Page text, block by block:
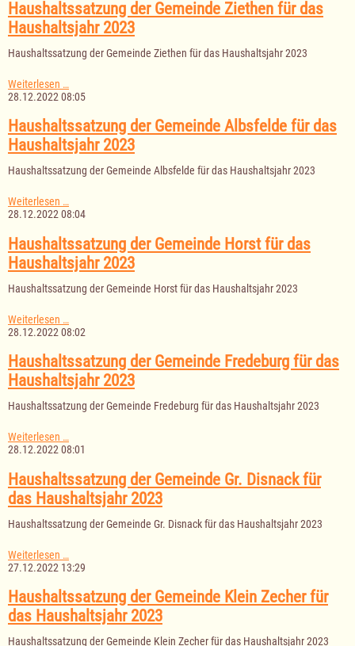
Pogeez
für
das
2023
Haushaltssatzung der Gemeinde Ziethen für das
Haushaltsjahr 2023
Haushaltssatzung der Gemeinde Ziethen für das Haushaltsjahr 2023
Weiterlesen …
der
Ziethen
für
das
2023
28.12.2022 08:05
Haushaltssatzung der Gemeinde Albsfelde für das
Haushaltsjahr 2023
Haushaltssatzung der Gemeinde Albsfelde für das Haushaltsjahr 2023
Weiterlesen …Haushaltssatzung
der
Albsfelde
für
das
2023
28.12.2022 08:04
Haushaltssatzung der Gemeinde Horst für das
Haushaltsjahr 2023
Haushaltssatzung der Gemeinde Horst für das Haushaltsjahr 2023
Weiterlesen …
der
Horst
für
das
2023
28.12.2022 08:02
Haushaltssatzung der Gemeinde Fredeburg für das
Haushaltsjahr 2023
Haushaltssatzung der Gemeinde Fredeburg für das Haushaltsjahr 2023
Weiterlesen …Haushaltssatzung
der
Fredeburg
für
das
2023
28.12.2022 08:01
Haushaltssatzung der Gemeinde Gr. Disnack für
das Haushaltsjahr 2023
Haushaltssatzung der Gemeinde Gr. Disnack für das Haushaltsjahr 2023
Weiterlesen …
der
Gr.
Disnack
für
Haushaltsjahr
27.12.2022 13:29
Haushaltssatzung der Gemeinde Klein Zecher für
das Haushaltsjahr 2023
Haushaltssatzung der Gemeinde Klein Zecher für das Haushaltsjahr 2023